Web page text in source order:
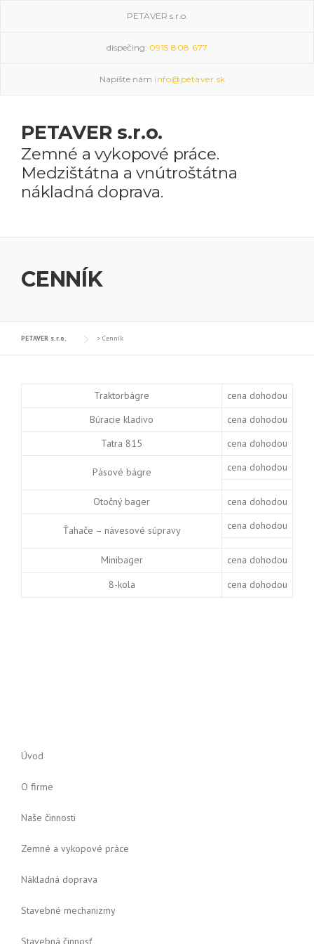
PETAVER s.r.o.
dispečing: 0915 808 677
Napíšte nám info@petaver.sk
PETAVER s.r.o.
Zemné a vykopové práce.
Medzištátna a vnútroštátna
nákladná doprava.
CENNÍK
PETAVER s.r.o. > Cenník
Traktorbágre
cena dohodou
Búracie kladivo
cena dohodou
Tatra 815
cena dohodou
Pásové bágre cena dohodou
Otočný bager cena dohodou
Ťahače – návesové súpravy cena dohodou
Minibager
cena dohodou
8-kola
cena dohodou
Úvod
O firme
Naše činnosti
Zemné a vykopové práce
Nákladná doprava
Stavebné mechanizmy
Stavebná činnosť